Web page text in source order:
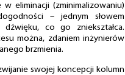
eliminacji (zminimalizowaniu)
– jednym słowem
co go zniekształca.
można, zdaniem inżynierów
brzmienia.
swojej koncepcji kolumn